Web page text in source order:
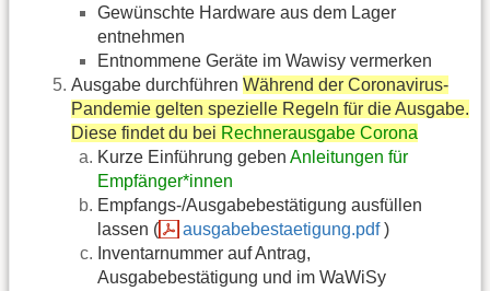
Gewünschte Hardware aus dem Lager
entnehmen
Entnommene Geräte im Wawisy vermerken
Ausgabe durchführen Während der Coronavirus-
Pandemie gelten spezielle Regeln für die Ausgabe.
Diese findet du bei Rechnerausgabe Corona
Kurze Einführung geben Anleitungen für
Empfänger*innen
Empfangs-/Ausgabebestätigung ausfüllen
lassen (
ausgabebestaetigung.pdf)
Inventarnummer auf Antrag,
Ausgabebestätigung und im WaWiSy